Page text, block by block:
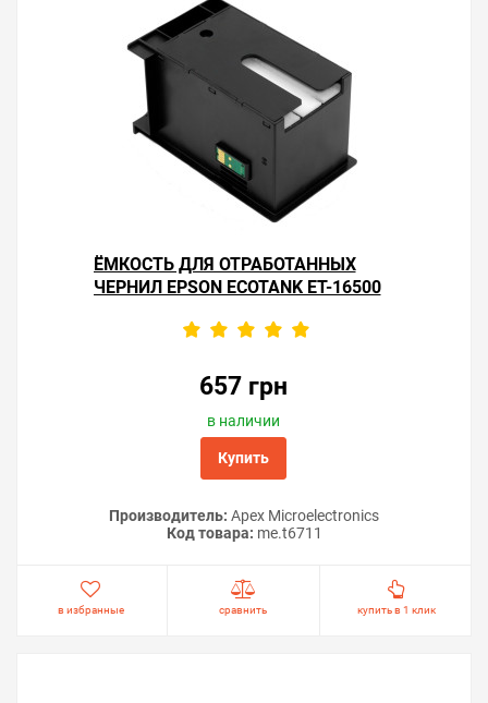
устранять засорение частыми прочистками.
Старайтесь печатать не реже одного раза в
неделю и чернила не будут засыхать в дюзах
головки принтера.
Для восстановления работы принтера,
помимо замены абсорбера, также необходимо
заменить чип в контейнере для отработанных
чернил. Чип приобретается как сопутствующий
Решили купить поглотитель чернил для принтера
Epson EcoTank ET-16500 — оформите заказ или
напишите онлайн-консультанту. Мы ответим на
вопросы и поможем сделать печать на принтере
ЁМКОСТЬ ДЛЯ ОТРАБОТАННЫХ
ЧЕРНИЛ EPSON ECOTANK ET-16500
657 грн
в наличии
Купить
Производитель: Apex Microelectronics
Код товара: me.t6711
в избранные сравнить купить в 1 клик